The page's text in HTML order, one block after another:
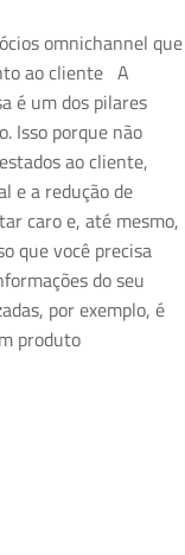
omnichannel que
ao cliente A
é um dos pilares
Isso porque não
ao cliente,
e a redução de
caro e, até mesmo,
que você precisa
do seu
por exemplo, é
produto